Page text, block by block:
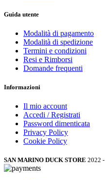
Guida utente
Modalità di pagamento
Modalità di spedizione
Termini e condizioni
Resi e Rimborsi
Domande frequenti
Informazioni
Il mio account
Accedi / Registrati
Password dimenticata
Privacy Policy
Cookie Policy
SAN MARINO DUCK STORE 2022 -